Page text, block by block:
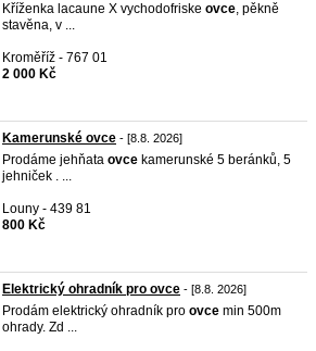
Kříženka lacaune X vychodofriske ovce, pěkně
stavěna, v ...
Kroměříž - 767 01
2 000 Kč
Kamerunské ovce - [8.8. 2026]
Prodáme jehňata ovce kamerunské 5 beránků, 5
jehniček . ...
Louny - 439 81
800 Kč
Elektrický ohradník pro ovce - [8.8. 2026]
Prodám elektrický ohradník pro ovce min 500m
ohrady. Zd ...